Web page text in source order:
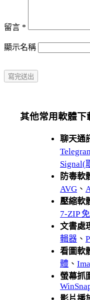
留言 *
顯示名稱
其他常用軟體下
聊天通
Signal(
防毒軟
AVG 、
壓縮軟
7-ZIP
文書處
輯器 、
看圖軟
體 、
螢幕抓